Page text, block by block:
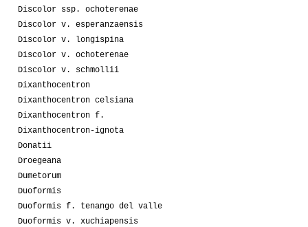
Discolor ssp. ochoterenae
Discolor v. esperanzaensis
Discolor v. longispina
Discolor v. ochoterenae
Discolor v. schmollii
Dixanthocentron
Dixanthocentron celsiana
Dixanthocentron f.
Dixanthocentron-ignota
Donatii
Droegeana
Dumetorum
Duoformis
Duoformis f. tenango del valle
Duoformis v. xuchiapensis